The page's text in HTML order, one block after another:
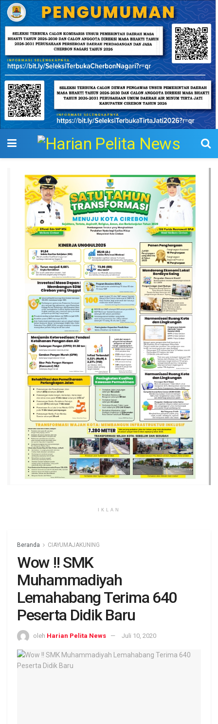
IKLAN
Beranda CIAYUMAJAKUNING
Wow !! SMK
Muhammadiyah
Lemahabang Terima 640
Peserta Didik Baru
oleh Harian Pelita News Juli 10, 2020